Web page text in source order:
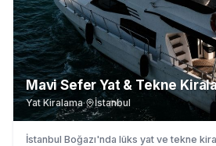
Mavi Sefer Yat & Tekne
Yat Kiralama· İstanbul
İstanbul Boğazı'nda lüks yat ve tekne